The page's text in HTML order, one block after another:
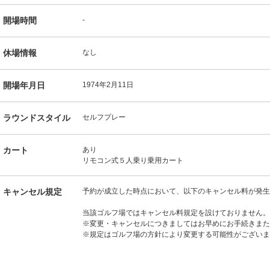
開場時間 -
休場情報 なし
開場年月日 1974年2月11日
ラウンドスタイル セルフプレー
カート
あり
リモコン式５人乗り乗用カート
キャンセル規定 予約が成立した時点において、以下のキャンセル料が発生
当該ゴルフ場ではキャンセル料規定を設けておりません。
※変更・キャンセルにつきましてはお早めにお手続きまた
※規定はゴルフ場の方針により変更する可能性がございま